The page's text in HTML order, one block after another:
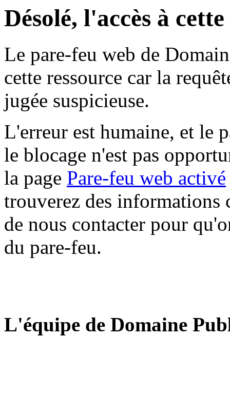
Désolé, l'accès à
Le pare-feu web de
cette ressource car la
jugée suspicieuse.
L'erreur est humaine, et le
le blocage n'est pas
la page Pare-feu web activé
trouverez des informations
de nous contacter pour
du pare-feu.
L'équipe de Domaine